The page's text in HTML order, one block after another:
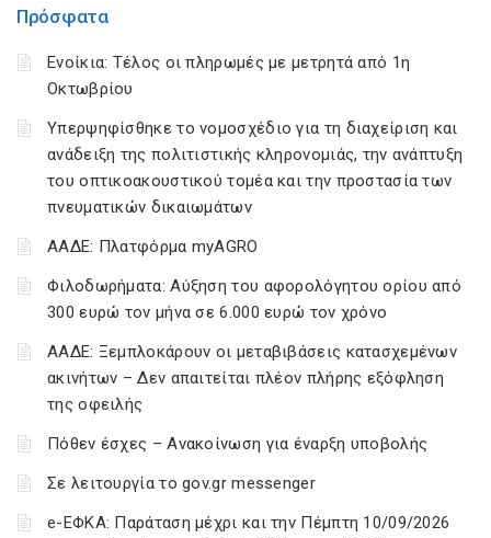
Πρόσφατα
Ενοίκια: Τέλος οι πληρωμές με μετρητά από 1η
Οκτωβρίου
Υπερψηφίσθηκε το νομοσχέδιο για τη διαχείριση και
ανάδειξη της πολιτιστικής κληρονομιάς, την ανάπτυξη
του οπτικοακουστικού τομέα και την προστασία των
πνευματικών δικαιωμάτων
ΑΑΔΕ: Πλατφόρμα myAGRO
Φιλοδωρήματα: Αύξηση του αφορολόγητου ορίου από
300 ευρώ τον μήνα σε 6.000 ευρώ τον χρόνο
ΑΑΔΕ: Ξεμπλοκάρουν οι μεταβιβάσεις κατασχεμένων
ακινήτων – Δεν απαιτείται πλέον πλήρης εξόφληση
της οφειλής
Πόθεν έσχες – Ανακοίνωση για έναρξη υποβολής
Σε λειτουργία το gov.gr messenger
e-ΕΦΚΑ: Παράταση μέχρι και την Πέμπτη 10/09/2026